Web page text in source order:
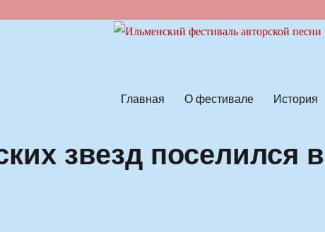
Главная О фестивале История
звезд поселился в